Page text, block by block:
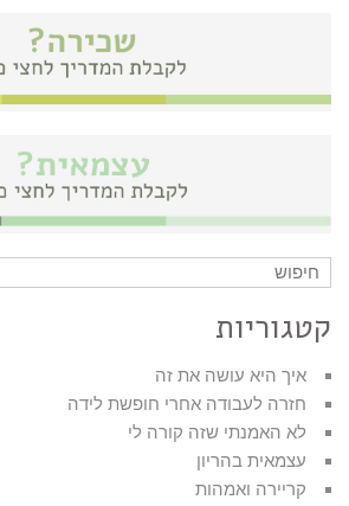
קטגוריות
איך היא עושה את זה
חזרה לעבודה אחרי חופשת לידה
לא האמנתי שזה קורה לי
עצמאית בהריון
קריירה ואמהות